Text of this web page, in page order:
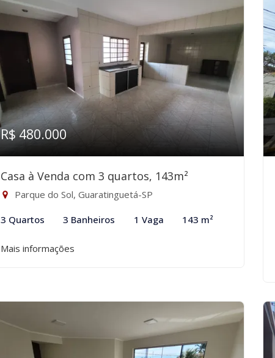
R$ 480.000
Casa à Venda com 3 quartos, 143m²
Parque do Sol, Guaratinguetá-SP
3 Quartos 3 Banheiros 1 Vaga 143 m²
Mais informações